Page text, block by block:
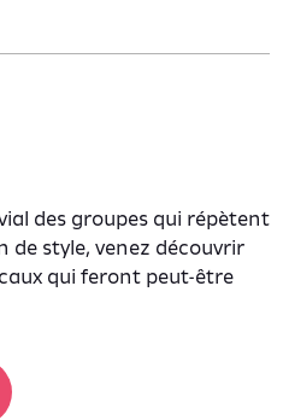
des groupes qui répètent
de style, venez découvrir
qui feront peut-être